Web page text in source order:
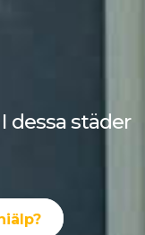
dessa städer